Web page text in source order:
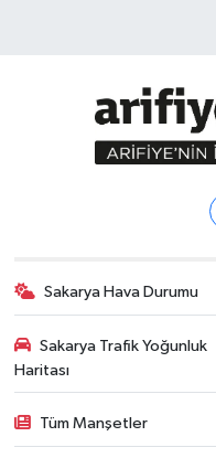
Sakarya Hava Durumu
Sakarya Trafik Yoğunluk
Haritası
Tüm Manşetler